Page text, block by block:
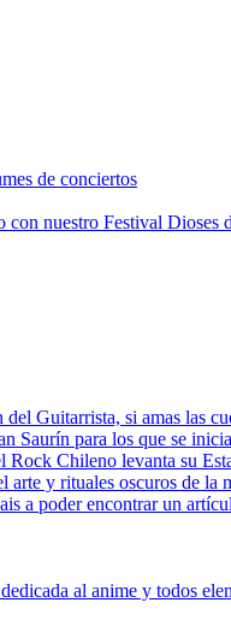
de conciertos
con nuestro Festival Dioses
del Guitarrista, si amas las
Saurín para los que se
Rock Chileno levanta su
arte y rituales oscuros de la
a poder encontrar un
al anime y todos